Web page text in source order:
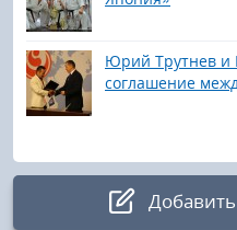
Юрий Трутнев и
соглашение